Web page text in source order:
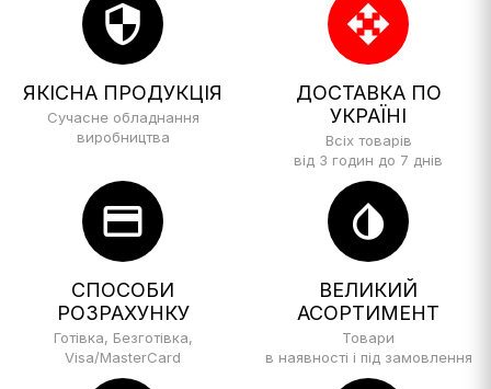
security
ЯКІСНА ПРОДУКЦІЯ
Сучасне обладнання
виробництва
open_with
ДОСТАВКА ПО
УКРАЇНІ
Всіх товарів
від 3 годин до 7 днів
credit_card
СПОСОБИ
РОЗРАХУНКУ
Готівка, Безготівка,
Visa/MasterCard
invert_colors
ВЕЛИКИЙ
АСОРТИМЕНТ
Товари
в наявності і під замовлення